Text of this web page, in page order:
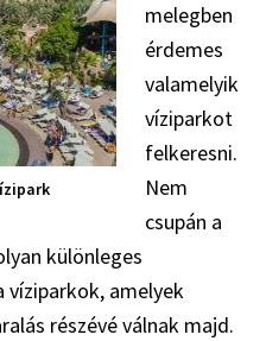
melegben
érdemes
valamelyik
víziparkot
felkeresni.
Nem
csupán a
különleges
víziparkok, amelyek
részévé válnak majd.